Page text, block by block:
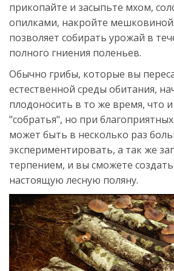
прикопайте и засыпьте мхом,
опилками, накройте
позволяет собирать урожай в
полного гниения поленьев.
Обычно грибы, которые вы
естественной среды обитания,
плодоносить в то же время, что
"собратья", но при
может быть в несколько раз
экспериментировать, а так же
терпением, и вы сможете
настоящую лесную поляну.